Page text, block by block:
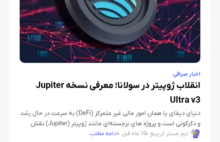
اخبار صرافی
انقلاب ژوپیتر در سولانا؛ معرفی نسخه Jupiter
Ultra v3
دنیای دیفای یا همان امور مالی غیر متمرکز (DeFi) به سرعت در حال رشد
و دگرگونی است و پروژه‌ های برجسته‌ای مانند ژوپیتر (Jupiter) نقش
مهمی در پیشبرد این تحول
تیم مستر کریپتو 10 ماه قبل ادامه مطلب